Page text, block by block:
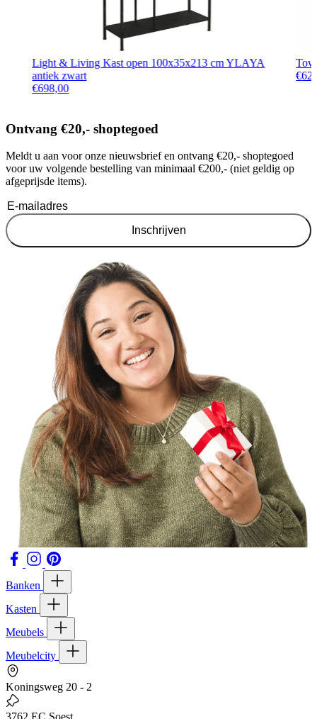
Light & Living Kast open 100x35x213 cm YLAYA
antiek zwart
€698,00
€
Ontvang €20,- shoptegoed
Meldt u aan voor onze nieuwsbrief en ontvang €20,- shoptegoed
voor uw volgende bestelling van minimaal €200,- (niet geldig op
afgeprijsde items).
Inschrijven
Banken
Kasten
Meubels
Meubelcity
Koningsweg 20 - 2
3762 EC Soest